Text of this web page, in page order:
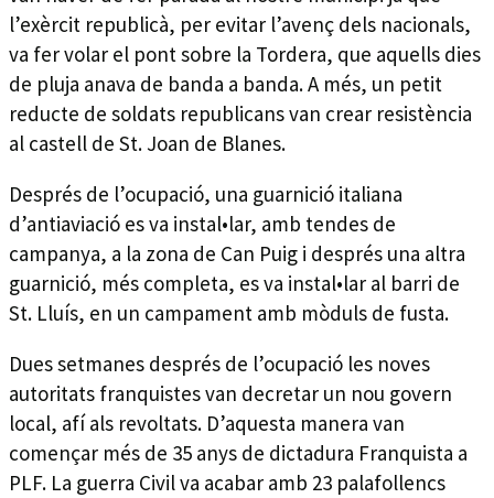
l’exèrcit republicà, per evitar l’avenç dels nacionals,
va fer volar el pont sobre la Tordera, que aquells dies
de pluja anava de banda a banda. A més, un petit
reducte de soldats republicans van crear resistència
al castell de St. Joan de Blanes.
Després de l’ocupació, una guarnició italiana
d’antiaviació es va instal•lar, amb tendes de
campanya, a la zona de Can Puig i després una altra
guarnició, més completa, es va instal•lar al barri de
St. Lluís, en un campament amb mòduls de fusta.
Dues setmanes després de l’ocupació les noves
autoritats franquistes van decretar un nou govern
local, afí als revoltats. D’aquesta manera van
començar més de 35 anys de dictadura Franquista a
PLF. La guerra Civil va acabar amb 23 palafollencs